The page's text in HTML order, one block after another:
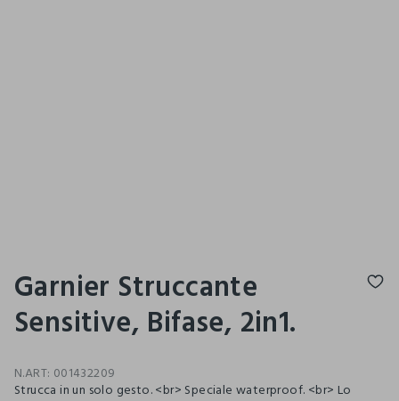
Garnier Struccante
Sensitive, Bifase, 2in1.
N.ART: 001432209
Strucca in un solo gesto. <br> Speciale waterproof. <br> Lo